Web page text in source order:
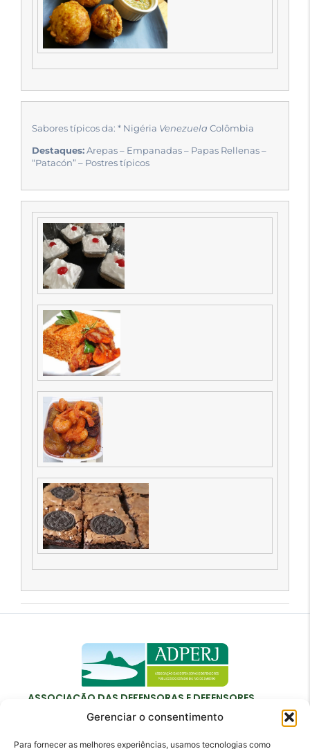
Gerenciar o consentimento
Para fornecer as melhores experiências, usamos tecnologias como
Sabores típicos da: * Nigéria Venezuela Colômbia
Destaques: Arepas – Empanadas – Papas Rellenas –
“Patacón” – Postres típicos
ASSOCIAÇÃO DAS DEFENSORAS E DEFENSORES
PÚBLICOS DO ESTADO DO RIO DE JANEIRO